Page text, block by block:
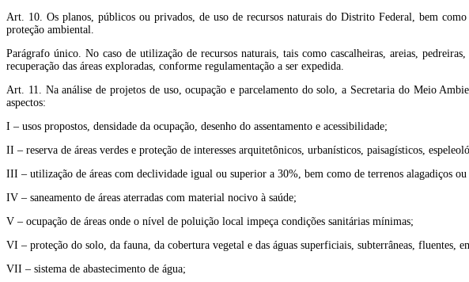
Art. 10. Os planos, públicos ou privados, de uso de recursos naturais do Distrito Federal, bem
proteção ambiental.
Parágrafo único. No caso de utilização de recursos naturais, tais como cascalheiras, areias,
recuperação das áreas exploradas, conforme regulamentação a ser expedida.
Art. 11. Na análise de projetos de uso, ocupação e parcelamento do solo, a Secretaria do Meio
aspectos:
I – usos propostos, densidade da ocupação, desenho do assentamento e acessibilidade;
II – reserva de áreas verdes e proteção de interesses arquitetônicos, urbanísticos, paisagísticos,
III – utilização de áreas com declividade igual ou superior a 30%, bem como de terrenos alagadiços ou
IV – saneamento de áreas aterradas com material nocivo à saúde;
V – ocupação de áreas onde o nível de poluição local impeça condições sanitárias mínimas;
VI – proteção do solo, da fauna, da cobertura vegetal e das águas superficiais, subterrâneas, fluentes,
VII – sistema de abastecimento de água;